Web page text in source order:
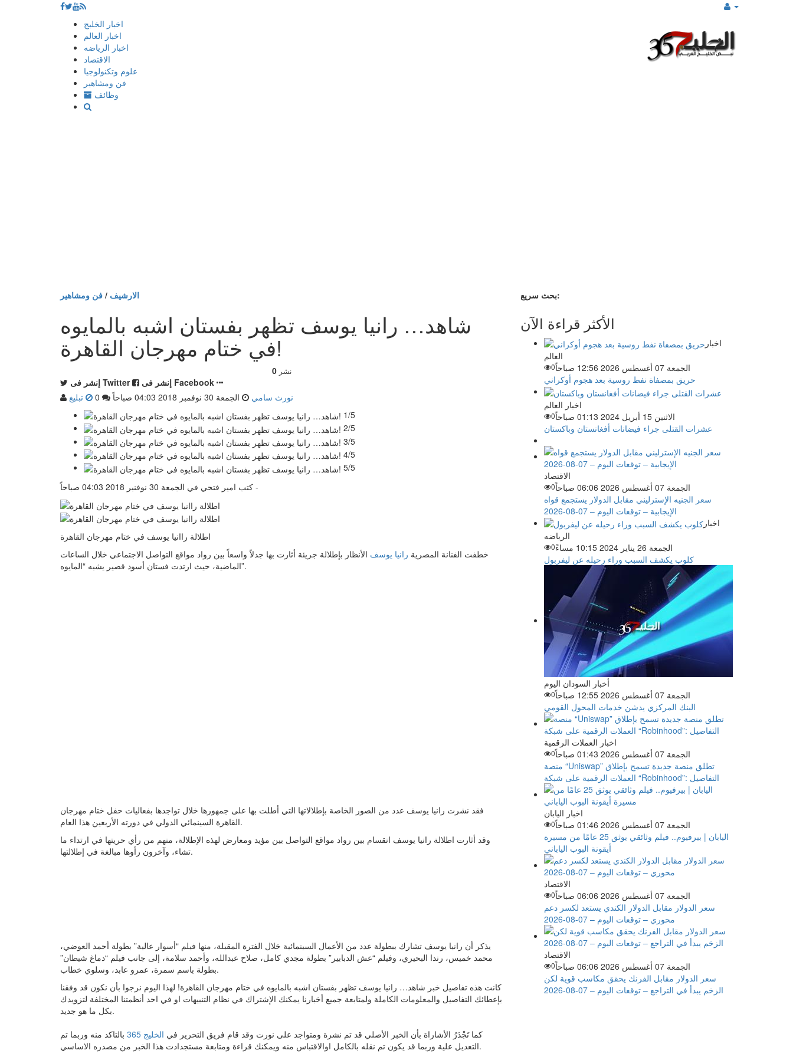
إذهب
المحتوى
اخبار الخليج
اخبار العالم
اخبار الرياضه
الاقتصاد
علوم وتكنولوجيا
فن ومشاهير
وظائف
الارشيف / فن ومشاهير
شاهد… رانيا يوسف تظهر بفستان اشبه بالمايوه
في ختام مهرجان القاهرة!
0 نشر
إنشر فى Twitter
إنشر فى Facebook
نورث سامي
الجمعة 30 نوفمبر 2018 04:03 صباحاً
تبليغ
1/5
2/5
3/5
4/5
5/5
كتب امير فتحي في الجمعة 30 نوفنبر 2018 04:03 صباحاً -
اطلالة راانيا يوسف في ختام مهرجان القاهرة
خطفت الفنانة المصرية رانيا يوسف الأنظار بإطلالة جريئة أثارت بها جدلاً واسعاً بين رواد مواقع التواصل الاجتماعي خلال الساعات
الماضية، حيث ارتدت فستان أسود قصير يشبه “المايوه”.
فقد نشرت رانيا يوسف عدد من الصور الخاصة بإطلالاتها التي أطلت بها على جمهورها خلال تواجدها بفعاليات حفل ختام مهرجان
القاهرة السينمائي الدولي في دورته الأربعين هذا العام.
وقد أثارت اطلالة رانيا يوسف انقسام بين رواد مواقع التواصل بين مؤيد ومعارض لهذه الإطلالة، منهم من رأي حريتها في ارتداء ما
تشاء، وآخرون رأوها مبالغة في إطلالتها.
يذكر أن رانيا يوسف تشارك ببطولة عدد من الأعمال السينمائية خلال الفترة المقبلة، منها فيلم “أسوار عالية” بطولة أحمد العوضي،
محمد خميس، رندا البحيري، وفيلم “عش الدبابير” بطولة مجدي كامل، صلاح عبدالله، وأحمد سلامة، إلى جانب فيلم “دماغ شيطان”
بطولة باسم سمرة، عمرو عابد، وسلوي خطاب.
كانت هذه تفاصيل خبر شاهد… رانيا يوسف تظهر بفستان اشبه بالمايوه في ختام مهرجان القاهرة! لهذا اليوم نرجوا بأن نكون قد وفقنا
بإعطائك التفاصيل والمعلومات الكاملة ولمتابعة جميع أخبارنا يمكنك الإشتراك في نظام التنبيهات او في احد أنظمتنا المختلفة لتزويدك
بكل ما هو جديد.
كما تَجْدَرُ الأشاراة بأن الخبر الأصلي قد تم نشرة ومتواجد على نورت وقد قام فريق التحرير في الخليج 365
بالتاكد منه وربما تم
التعديل علية وربما قد يكون تم نقله بالكامل اوالاقتباس منه ويمكنك قراءة ومتابعة مستجدادت هذا الخبر من مصدره الاساسي.
بحث سريع:
الأكثر قراءة الآن
اخبار
العالم
الجمعة 07 أغسطس 2026 12:56 صباحاً
0
حريق بمصفاة نفط روسية بعد هجوم أوكراني
اخبار العالم
الاثنين 15 أبريل 2024 01:13 صباحاً
0
عشرات القتلى جراء فيضانات أفغانستان وباكستان
الاقتصاد
الجمعة 07 أغسطس 2026 06:06 صباحاً
0
سعر الجنيه الإسترليني مقابل الدولار يستجمع قواه
الإيجابية – توقعات اليوم – 07-08-2026
اخبار
الرياضه
الجمعة 26 يناير 2024 10:15 مساءً
0
كلوب يكشف السبب وراء رحيله عن ليفربول
أخبار السودان اليوم
الجمعة 07 أغسطس 2026 12:55 صباحاً
0
البنك المركزي يدشن خدمات المحول القومي
اخبار العملات الرقمية
الجمعة 07 أغسطس 2026 01:43 صباحاً
0
منصة “Uniswap” تطلق منصة جديدة تسمح بإطلاق
العملات الرقمية على شبكة “Robinhood”: التفاصيل
اخبار اليابان
الجمعة 07 أغسطس 2026 01:46 صباحاً
0
اليابان | بيرفيوم.. فيلم وثائقي يوثق 25 عامًا من مسيرة
أيقونة البوب الياباني
الاقتصاد
الجمعة 07 أغسطس 2026 06:06 صباحاً
0
سعر الدولار مقابل الدولار الكندي يستعد لكسر دعم
محوري – توقعات اليوم – 07-08-2026
الاقتصاد
الجمعة 07 أغسطس 2026 06:06 صباحاً
0
سعر الدولار مقابل الفرنك يحقق مكاسب قوية لكن
الزخم يبدأ في التراجع – توقعات اليوم – 07-08-2026